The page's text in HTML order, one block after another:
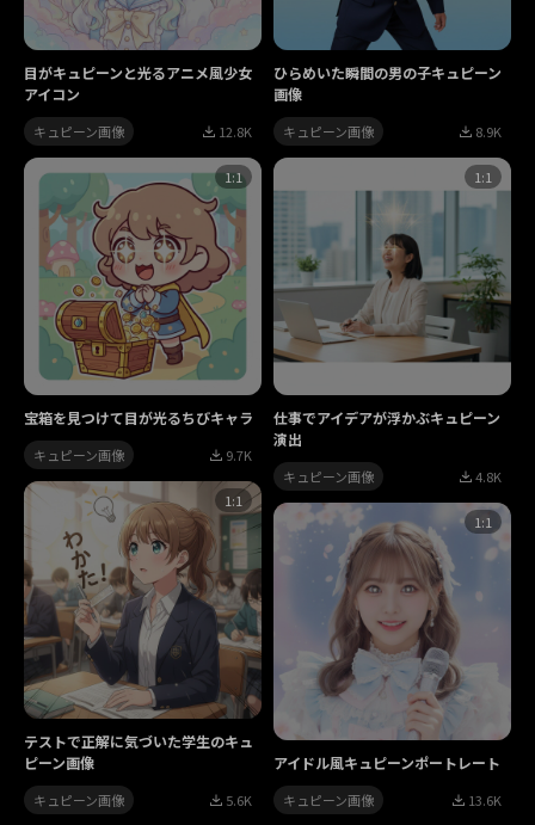
目がキュピーンと光るアニメ風少女
アイコン
キュピーン画像 12.8K
ひらめいた瞬間の男の子キュピーン
画像
キュピーン画像 8.9K
1:1
宝箱を見つけて目が光るちびキャラ
キュピーン画像 9.7K
1:1
仕事でアイデアが浮かぶキュピーン
演出
キュピーン画像
4.8K
1:1
テストで正解に気づいた学生のキュ
ピーン画像
キュピーン画像 5.6K
1:1
アイドル風キュピーンポートレート
キュピーン画像 13.6K